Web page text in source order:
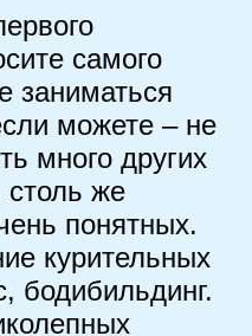
самого
заниматься
можете – не
много других
столь же
понятных.
курительных
бодибильдинг.